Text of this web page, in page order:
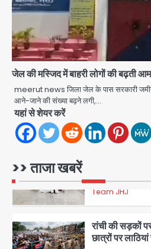
जेल की मस्जिद में बाहरी लोगों की बढ़ती
meerut news जिला जेल के पास सरकारी जमीन
आने-जाने की संख्या बढ़ने लगी,…
यहां से शेयर करें
>> ताजा खबरें
3
शेयर बाजार में
ठगी, आरोपी
Team JHJ
4
34 मुकदमों में
चोरी के दोपहिया
5
Team JHJ
छात्रों पर
राजनीति—आखिर
मोहम्मद इमरान